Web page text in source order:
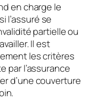
en charge le
l’assuré se
partielle ou
Il est
les critères
par l’assurance
d’une couverture